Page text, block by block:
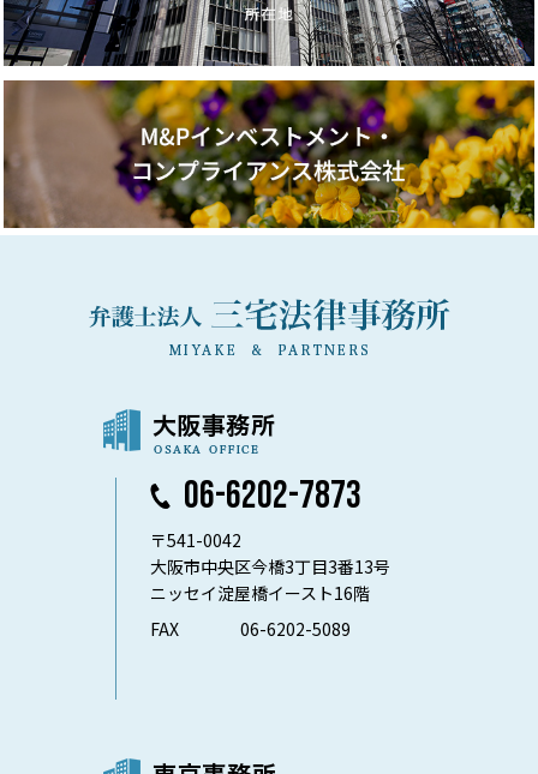
06-6202-7873
〒541-0042
大阪市中央区今橋3丁目3番13号
ニッセイ淀屋橋イースト16階
FAX
06-6202-5089